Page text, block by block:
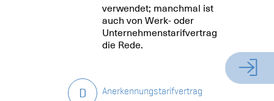
verwendet; manchmal ist
auch von Werk- oder
Unternehmenstarifvertrag
die Rede.
D Anerkennungstarifvertrag